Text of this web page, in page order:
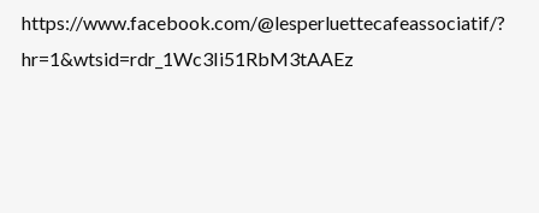
https://www.facebook.com/@lesperluettecafeassociatif/?
hr=1&wtsid=rdr_1Wc3Ii51RbM3tAAEz